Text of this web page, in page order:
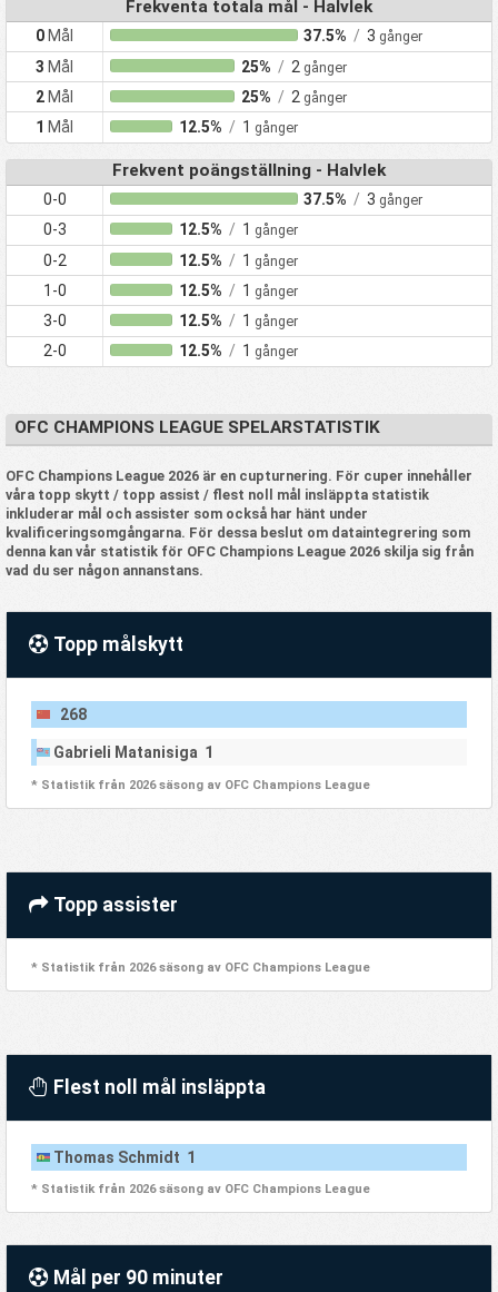
Frekventa totala mål - Halvlek
0 Mål 37.5% / 3 gånger
3Mål 25% / 2 gånger
2 Mål 25% / 2 gånger
1 Mål 12.5% / 1 gånger
Frekvent poängställning - Halvlek
0-0 37.5% / 3 gånger
0-3 12.5% / 1 gånger
0-2 12.5% / 1 gånger
1-0 12.5% / 1 gånger
3-0 12.5% / 1 gånger
2-0 12.5% / 1 gånger
OFC CHAMPIONS LEAGUE SPELARSTATISTIK
OFC Champions League 2026 är en cupturnering. För cuper innehåller
våra topp skytt / topp assist / flest noll mål insläppta statistik
inkluderar mål och assister som också har hänt under
kvalificeringsomgångarna. För dessa beslut om dataintegrering som
denna kan vår statistik för OFC Champions League 2026 skilja sig från
vad du ser någon annanstans.
Topp målskytt
268
Gabrieli Matanisiga 1
* Statistik från 2026 säsong av OFC Champions League
Topp assister
* Statistik från 2026 säsong av OFC Champions League
Flest noll mål insläppta
Thomas Schmidt 1
* Statistik från 2026 säsong av OFC Champions League
Mål per 90 minuter